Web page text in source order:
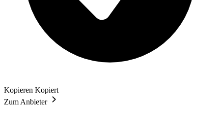
Kopieren Kopiert
Zum Anbieter